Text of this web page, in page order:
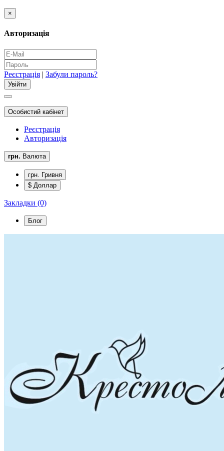
×
Авторизація
Реєстрація | Забули пароль?
Особистий кабінет
Реєстрація
Авторизація
грн. Валюта
грн. Гривня
$ Доллар
Закладки (0)
Блог